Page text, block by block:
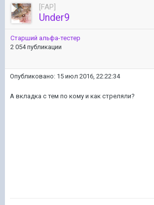
[FAP]
Under9
Старший альфа-тестер
2 054 публикации
Опубликовано: 15 июл 2016, 22:22:34
А вкладка с тем по кому и как стреляли?